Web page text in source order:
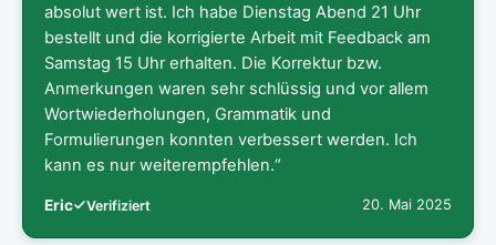
absolut wert ist. Ich habe Dienstag Abend 21 Uhr
bestellt und die korrigierte Arbeit mit Feedback am
Samstag 15 Uhr erhalten. Die Korrektur bzw.
Anmerkungen waren sehr schlüssig und vor allem
Wortwiederholungen, Grammatik und
Formulierungen konnten verbessert werden. Ich
kann es nur weiterempfehlen.“
Eric Verifiziert 20. Mai 2025